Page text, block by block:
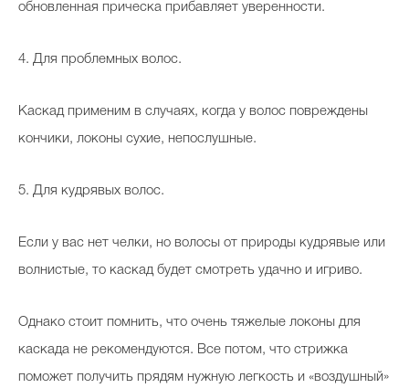
обновленная прическа прибавляет уверенности.
4. Для проблемных волос.
Каскад применим в случаях, когда у волос повреждены
кончики, локоны сухие, непослушные.
5. Для кудрявых волос.
Если у вас нет челки, но волосы от природы кудрявые или
волнистые, то каскад будет смотреть удачно и игриво.
Однако стоит помнить, что очень тяжелые локоны для
каскада не рекомендуются. Все потом, что стрижка
поможет получить прядям нужную легкость и «воздушный»